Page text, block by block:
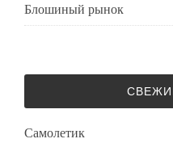
Блошиный рынок
Самолетик